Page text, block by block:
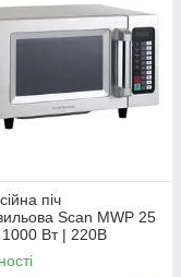
піч
Scan MWP 25
Вт | 220В